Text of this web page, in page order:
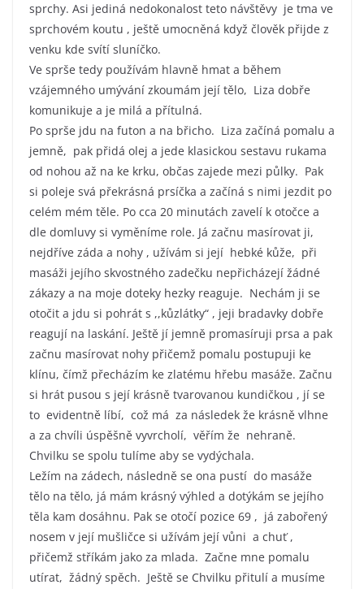
sprchy. Asi jediná nedokonalost teto návštěvy je tma ve
sprchovém koutu , ještě umocněná když člověk přijde z
venku kde svítí sluníčko.
Ve sprše tedy používám hlavně hmat a během
vzájemného umývání zkoumám její tělo, Liza dobře
komunikuje a je milá a přítulná.
Po sprše jdu na futon a na břicho. Liza začíná pomalu a
jemně, pak přidá olej a jede klasickou sestavu rukama
od nohou až na ke krku, občas zajede mezi půlky. Pak
si poleje svá překrásná prsíčka a začíná s nimi jezdit po
celém mém těle. Po cca 20 minutách zavelí k otočce a
dle domluvy si vyměníme role. Já začnu masírovat ji,
nejdříve záda a nohy , užívám si její hebké kůže, při
masáži jejího skvostného zadečku nepřicházejí žádné
zákazy a na moje doteky hezky reaguje. Nechám ji se
otočit a jdu si pohrát s ,,kůzlátky“ , jeji bradavky dobře
reagují na laskání. Ještě jí jemně promasíruji prsa a pak
začnu masírovat nohy přičemž pomalu postupuji ke
klínu, čímž přecházím ke zlatému hřebu masáže. Začnu
si hrát pusou s její krásně tvarovanou kundičkou , jí se
to evidentně líbí, což má za následek že krásně vlhne
a za chvíli úspěšně vyvrcholí, věřím že nehraně.
Chvilku se spolu tulíme aby se vydýchala.
Ležím na zádech, následně se ona pustí do masáže
tělo na tělo, já mám krásný výhled a dotýkám se jejího
těla kam dosáhnu. Pak se otočí pozice 69 , já zabořený
nosem v její mušličce si užívám její vůni a chuť ,
přičemž stříkám jako za mlada. Začne mne pomalu
utírat, žádný spěch. Ještě se Chvilku přitulí a musíme